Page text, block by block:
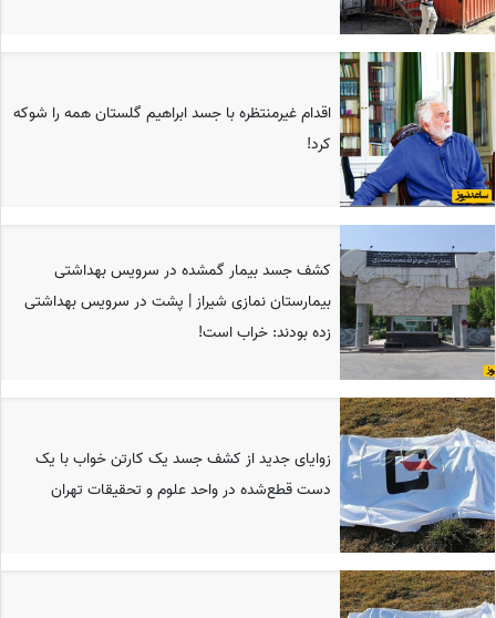
اقدام غیرمنتظره با جسد ابراهیم گلستان همه را شوکه
کرد!
کشف جسد بیمار گمشده در سرویس بهداشتی
بیمارستان نمازی شیراز | پشت در سرویس بهداشتی
زده بودند: خراب است!
زوایای جدید از کشف جسد یک کارتن خواب با یک
دست قطع‌شده در واحد علوم و تحقیقات تهران